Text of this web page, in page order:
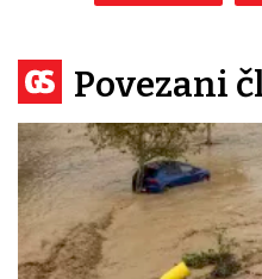
Povezani